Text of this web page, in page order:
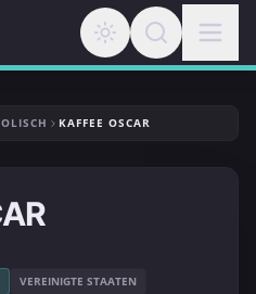
KAFFEE OSCAR
VEREINIGTE STAATEN